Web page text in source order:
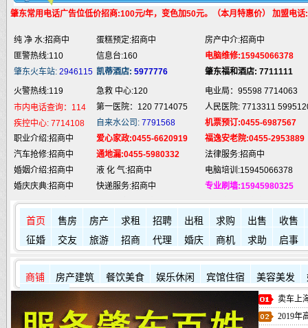
肇东常用电话广告位低价招商:100元/年，变色加50元。（本月特惠价） 加盟电
婚庆庆典:招商中
快递服务:招商中
专业刷墙:15945980325
匪警热线:110
信息台:160
电脑维修:15945066378
肇东火车站:2946115 凯蒂酒店:5977776
肇东福和酒店: 7711111
火警热线:119
急救 中心:120
电业局：95598 7714063
市内电话查询：114
第一医院：120 7714075
人民医院: 7713311
疾控中心:7714108 自来水公司:7791568
机票预订:0455-6987567
职业介绍:招商中
爱心家政:0455-6620919
福逸安老院:0455-2953889
汽车抢修:招商中
通地漏:0455-5980332
法律服务:招商中
婚姻介绍:招商中
液 化 气:招商中
电脑培训:15945066378
婚庆庆典:招商中
快递服务:招商中
专业刷墙:15945980325
纯 净 水:招商中
蛋糕预定:招商中
房产中介:招商中
匪警热线:110
信息台:160
电脑维修:15945066378
肇东火车站:2946115 凯蒂酒店:5977776 肇东福和酒店: 7711111
首页 售房 房产 求租 招聘 出租 求购 出售
收售
征婚
交友 旅游 招商 代理 婚庆 商机 求助 启事
商铺 房产建筑 餐饮美食 娱乐休闲 宾馆住宿 美容美发
卖车上
2019年